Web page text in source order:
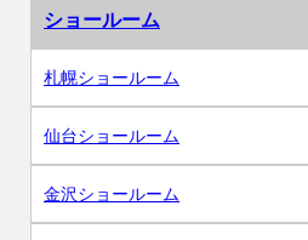
ショールーム
札幌ショールーム
仙台ショールーム
金沢ショールーム